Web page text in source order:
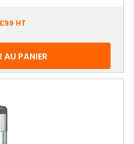
HT
AU PANIER